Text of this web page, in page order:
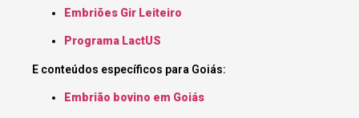
Embriões Gir Leiteiro
Programa LactUS
E conteúdos específicos para Goiás:
Embrião bovino em Goiás